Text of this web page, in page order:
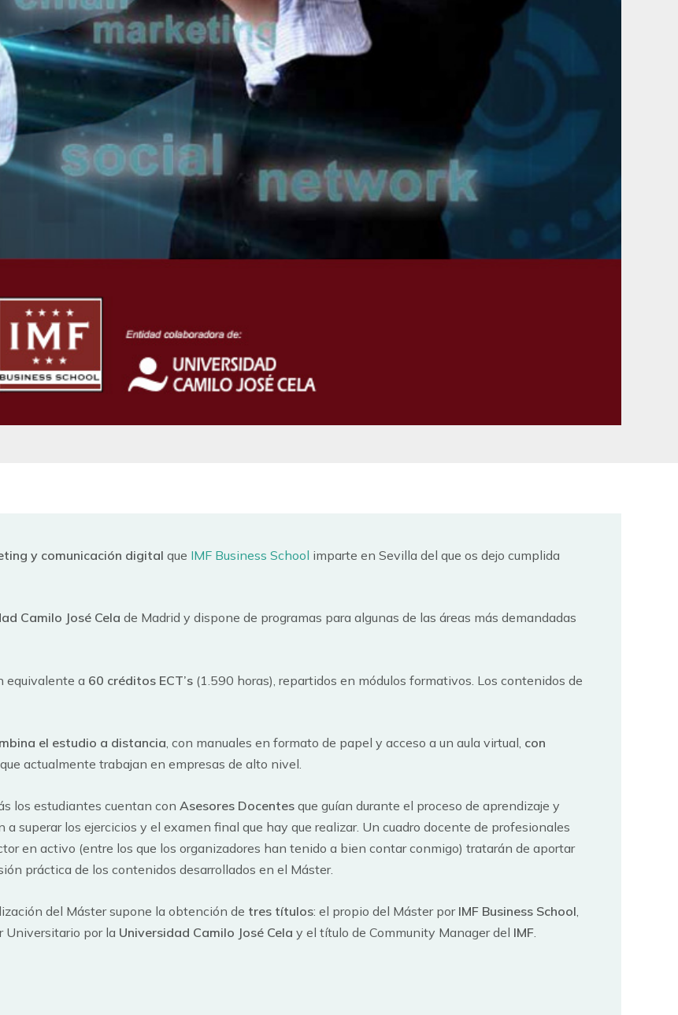
y comunicación digital que IMF Business School imparte en Sevilla del que os dejo cumplida
Camilo José Cela de Madrid y dispone de programas para algunas de las áreas más demandadas
equivalente a 60 créditos ECT’s (1.590 horas), repartidos en módulos formativos. Los contenidos de
el estudio a distancia, con manuales en formato de papel y acceso a un aula virtual, con
actualmente trabajan en empresas de alto nivel.
los estudiantes cuentan con Asesores Docentes que guían durante el proceso de aprendizaje y
a superar los ejercicios y el examen final que hay que realizar. Un cuadro docente de profesionales
en activo (entre los que los organizadores han tenido a bien contar conmigo) tratarán de aportar
práctica de los contenidos desarrollados en el Máster.
del Máster supone la obtención de tres títulos: el propio del Máster por IMF Business School
Universitario por la Universidad Camilo José Cela y el título de Community Manager del IMF